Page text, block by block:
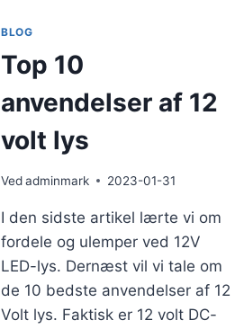
BLOG
Top 10
anvendelser af 12
volt lys
Vedadminmark 2023-01-31
I den sidste artikel lærte vi om
fordele og ulemper ved 12V
LED-lys. Dernæst vil vi tale om
de 10 bedste anvendelser af 12
Volt lys. Faktisk er 12 volt DC-